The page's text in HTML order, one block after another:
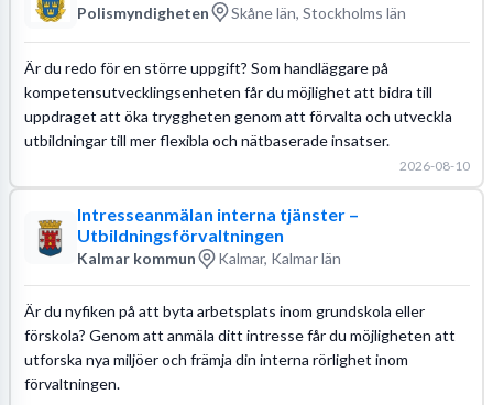
Polismyndigheten Skåne län, Stockholms län
Är du redo för en större uppgift? Som handläggare på
kompetensutvecklingsenheten får du möjlighet att bidra till
uppdraget att öka tryggheten genom att förvalta och utveckla
utbildningar till mer flexibla och nätbaserade insatser.
2026-08-10
Intresseanmälan interna tjänster –
Utbildningsförvaltningen
Kalmar kommun Kalmar, Kalmar län
Är du nyfiken på att byta arbetsplats inom grundskola eller
förskola? Genom att anmäla ditt intresse får du möjligheten att
utforska nya miljöer och främja din interna rörlighet inom
förvaltningen.